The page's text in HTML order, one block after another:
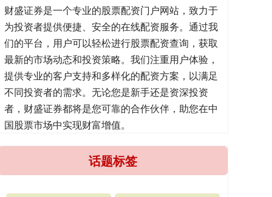
财盛证券是一个专业的股票配资门户网站，致力于
为投资者提供便捷、安全的在线配资服务。通过我
们的平台，用户可以轻松进行股票配资查询，获取
最新的市场动态和投资策略。我们注重用户体验，
提供专业的客户支持和多样化的配资方案，以满足
不同投资者的需求。无论您是新手还是资深投资
者，财盛证券都将是您可靠的合作伙伴，助您在中
国股票市场中实现财富增值。
话题标签